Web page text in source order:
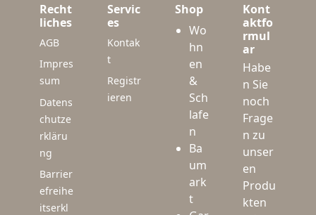
Recht
liches
AGB
Impres
sum
Datens
chutze
rkläru
ng
Barrier
efreihe
itserkl
Servic
es
Kontak
t
Registr
ieren
Shop
Wo
hn
en
&
Sch
lafe
n
Ba
um
ark
t
Kont
aktfo
rmul
ar
Habe
n Sie
noch
Frage
n zu
unser
en
Produ
kten